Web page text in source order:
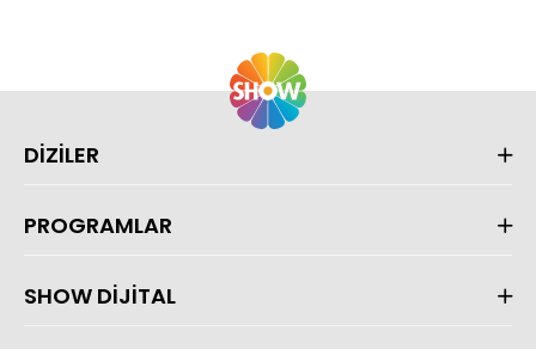
DİZİLER
PROGRAMLAR
SHOW DİJİTAL